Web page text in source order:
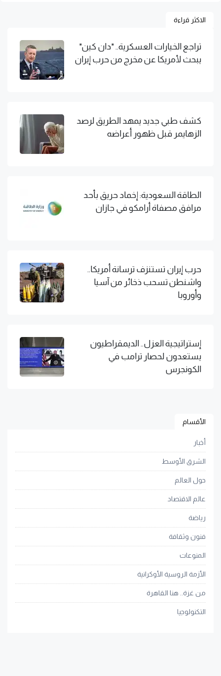
الاكثر قراءة
تراجع الخيارات العسكرية.. "دان كين"
يبحث لأمريكا عن مخرج من حرب إيران
كشف طبي جديد يمهد الطريق لرصد
الزهايمر قبل ظهور أعراضه
الطاقة السعودية: إخماد حريق بأحد
مرافق مصفاة أرامكو في جازان
حرب إيران تستنزف ترسانة أمريكا..
واشنطن تسحب ذخائر من آسيا
وأوروبا
إستراتيجية العزل.. الديمقراطيون
يستعدون لحصار ترامب في
الكونجرس
الأقسام
أخبار
الشرق الأوسط
حول العالم
عالم الاقتصاد
رياضة
فنون وثقافة
المنوعات
الأزمة الروسية الأوكرانية
من غزة.. هنا القاهرة
التكنولوجيا